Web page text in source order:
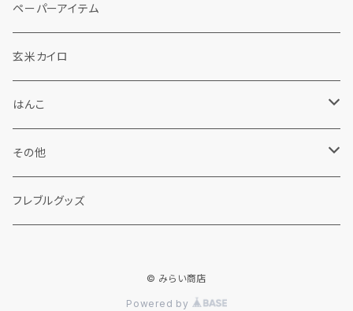
春夏秋冬
フレブル手ぬぐい
その他
手ぬぐい鯉口シャツ
くらげ帽子
くらげ帽子
チューリップハット
バッグ
Tシャツ
ペーパーアイテム
玄米カイロ
はんこ
佐渡はんこ
フレブルはんこ
その他
わら細工
フレブルグッズ
© みらい商店
Powered by